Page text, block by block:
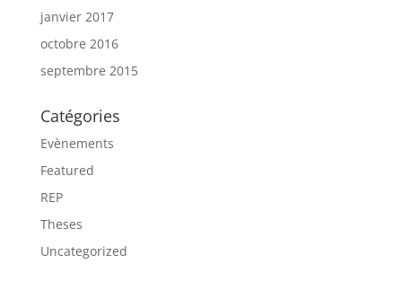
janvier 2017
octobre 2016
septembre 2015
Catégories
Evènements
Featured
REP
Theses
Uncategorized